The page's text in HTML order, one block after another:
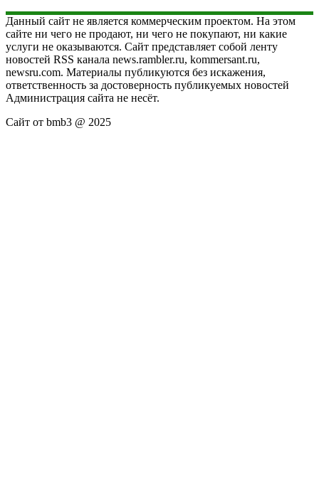
Данный сайт не является коммерческим проектом. На этом
сайте ни чего не продают, ни чего не покупают, ни какие
услуги не оказываются. Сайт представляет собой ленту
новостей RSS канала news.rambler.ru, kommersant.ru,
newsru.com. Материалы публикуются без искажения,
ответственность за достоверность публикуемых новостей
Администрация сайта не несёт.
Сайт от bmb3 @ 2025